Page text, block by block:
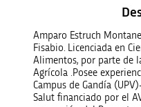
Amparo Estruch
Fisabio. Licenciada en
Alimentos, por parte de
Agrícola .Posee
Campus de Gandía
Salut financiado por el